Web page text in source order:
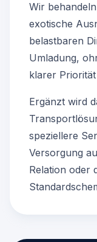
Wir
exotische
belastbaren
Umladung,
klarer
Ergänzt wird
speziellere
Versorgung
Relation oder